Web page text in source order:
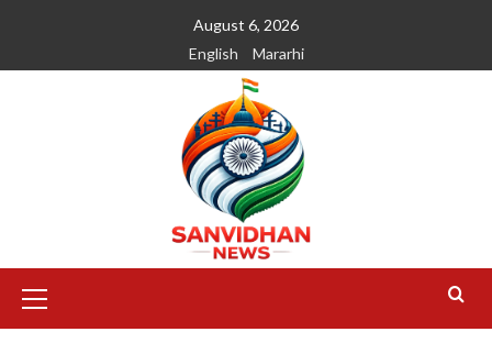
August 6, 2026
English
Mararhi